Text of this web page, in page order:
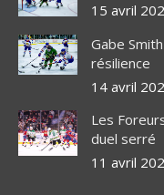
15 avril
Gabe
résilience
14 avril
Les
duel serré
11 avril